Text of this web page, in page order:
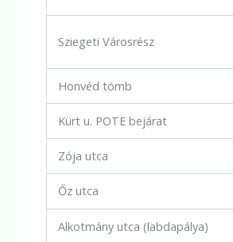
Sziegeti Városrész
Honvéd tömb
Kürt u. POTE bejárat
Zója utca
Őz utca
Alkotmány utca (labdapálya)